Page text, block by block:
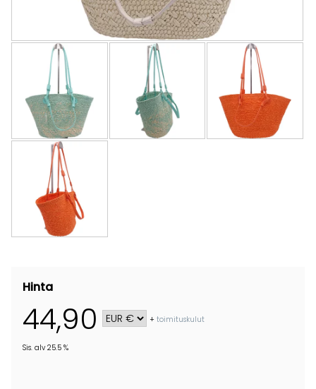
Hinta
44,90 +toimituskulut
Sis. alv 25.5 %